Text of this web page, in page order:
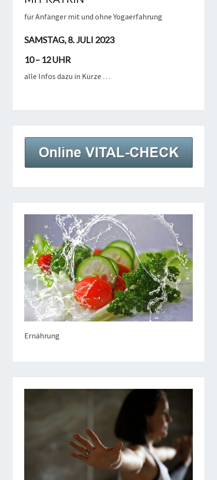
für Anfänger mit und ohne Yogaerfahrung
SAMSTAG, 8. JULI 2023
10 – 12 UHR
alle Infos dazu in Kürze …
Ernährung